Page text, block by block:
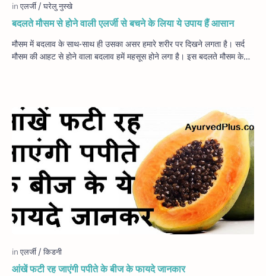
बदलते मौसम से होने वाली एलर्जी से बचने के लिया ये उपाय हैं आसान
मौसम में बदलाव के साथ-साथ ही उसका असर हमारे शरीर पर दिखने लगता है। सर्द
मौसम की आहट से होने वाला बदलाव हमें महसूस होने लगा है। इस बदलते मौसम के…
आंखें फटी रह जाएंगी पपीते के बीज के फायदे जानकार